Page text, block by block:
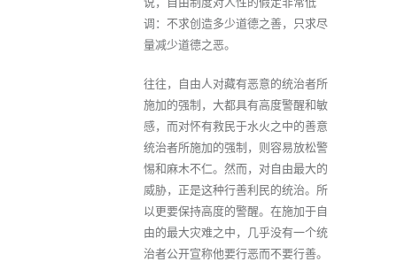
调：不求创造多少道德之善，只求尽
量减少道德之恶。
往往，自由人对藏有恶意的统治者所
施加的强制，大都具有高度警醒和敏
感，而对怀有救民于水火之中的善意
统治者所施加的强制，则容易放松警
惕和麻木不仁。然而，对自由最大的
威胁，正是这种行善利民的统治。所
以更要保持高度的警醒。在施加于自
由的最大灾难之中，几乎没有一个统
治者公开宣称他要行恶而不要行善。